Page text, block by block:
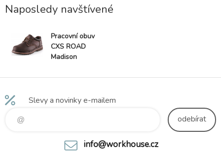
Naposledy navštívené
Pracovní obuv
CXS ROAD
Madison
Slevy a novinky e-mailem
odebírat
info@workhouse.cz